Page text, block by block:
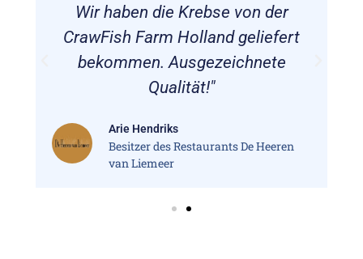
Wir haben die Krebse von der
CrawFish Farm Holland geliefert
bekommen. Ausgezeichnete
Qualität!"
Arie Hendriks
Besitzer des Restaurants De Heeren
van Liemeer